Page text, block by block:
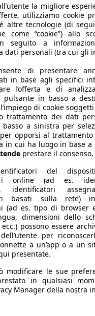
CO2 (combinato)*
118 kW (160 PS)
km/h) 8.4s
(km/h)
220 km/h
6
2143 ccm
Diesel
la migliore
utilizziamo cookie
altre tecnologie (di
come “cookie”) allo
seguito a
dati personali (tra cui gli
di presentare
in base agli specifici
l’offerta e di
pulsante in basso a
di cookie
trattamento dei dati
a sinistra per
opporsi al
in cui ha luogo in base
prestare il
del
online (ad es.
identificatori
basati sulla rete)
(ad es. tipo di browser
dimensioni dello
possono essere
per
a un’app o a un
presentate.
modificare le sue
in qualsiasi
Manager della nostra